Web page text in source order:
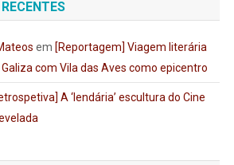
em [Reportagem] Viagem literária
com Vila das Aves como epicentro
A ‘lendária’ escultura do Cine